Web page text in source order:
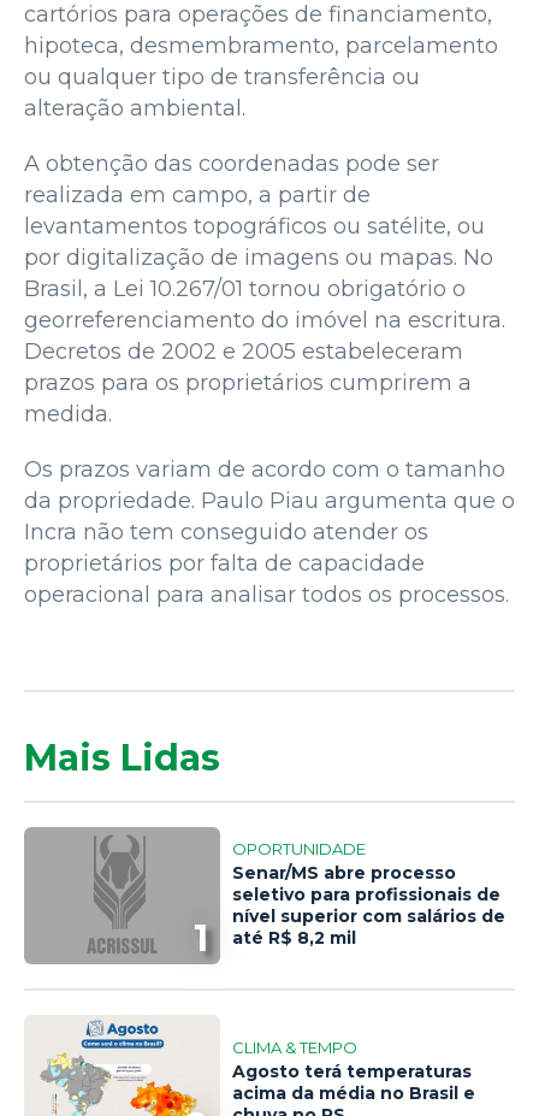
cartórios para operações de financiamento,
hipoteca, desmembramento, parcelamento
ou qualquer tipo de transferência ou
alteração ambiental.
A obtenção das coordenadas pode ser
realizada em campo, a partir de
levantamentos topográficos ou satélite, ou
por digitalização de imagens ou mapas. No
Brasil, a Lei 10.267/01 tornou obrigatório o
georreferenciamento do imóvel na escritura.
Decretos de 2002 e 2005 estabeleceram
prazos para os proprietários cumprirem a
medida.
Os prazos variam de acordo com o tamanho
da propriedade. Paulo Piau argumenta que o
Incra não tem conseguido atender os
proprietários por falta de capacidade
operacional para analisar todos os processos.
Mais Lidas
1
OPORTUNIDADE
Senar/MS abre processo
seletivo para profissionais de
nível superior com salários de
até R$ 8,2 mil
CLIMA & TEMPO
Agosto terá temperaturas
acima da média no Brasil e